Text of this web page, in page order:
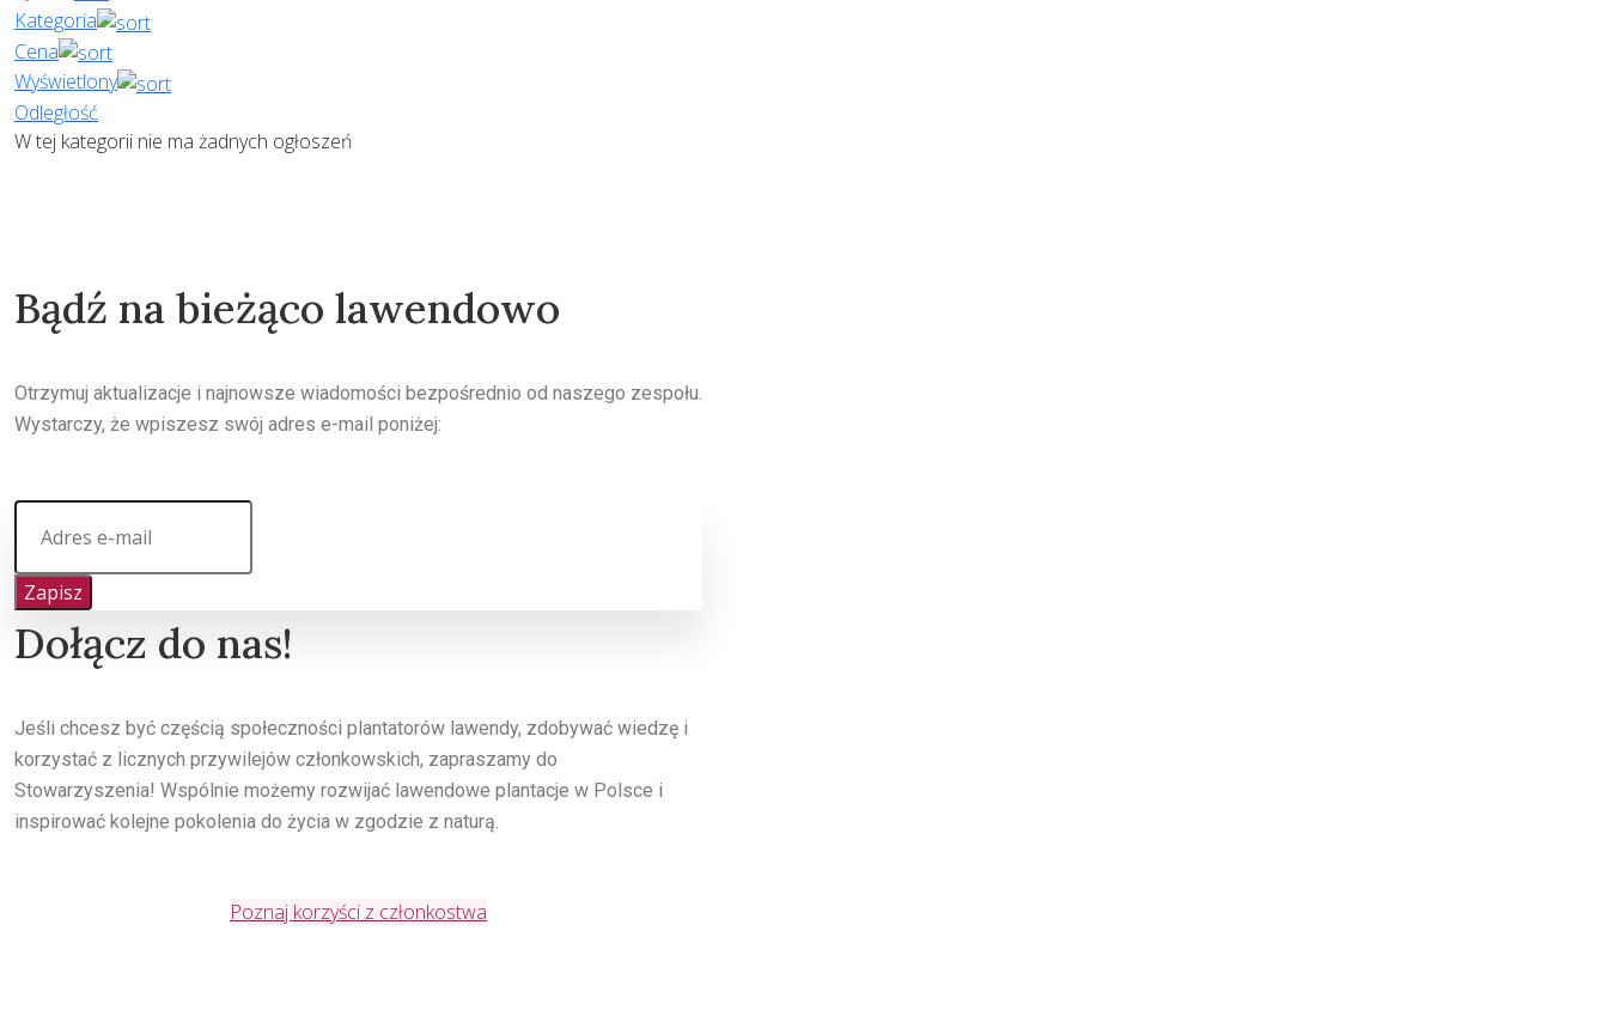
Kategoria
Cena
Wyświetlony
Odległość
W tej kategorii nie ma żadnych ogłoszeń
Bądź na bieżąco lawendowo
Otrzymuj aktualizacje i najnowsze wiadomości bezpośrednio od naszego zespołu.
Wystarczy, że wpiszesz swój adres e-mail poniżej:
Zapisz
Dołącz do nas!
Jeśli chcesz być częścią społeczności plantatorów lawendy, zdobywać wiedzę i
korzystać z licznych przywilejów członkowskich, zapraszamy do
Stowarzyszenia! Wspólnie możemy rozwijać lawendowe plantacje w Polsce i
inspirować kolejne pokolenia do życia w zgodzie z naturą.
Poznaj korzyści z członkostwa